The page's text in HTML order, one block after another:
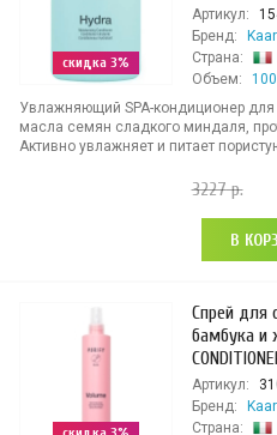
скидка 3%
Артикул:
Бренд:
Страна:
Объем:
Увлажняющий SPA-кондиционер
масла семян сладкого миндаля,
Активно увлажняет и питает
3227р.
В
Спрей для
бамбука и
Артикул:
Бренд:
Страна: